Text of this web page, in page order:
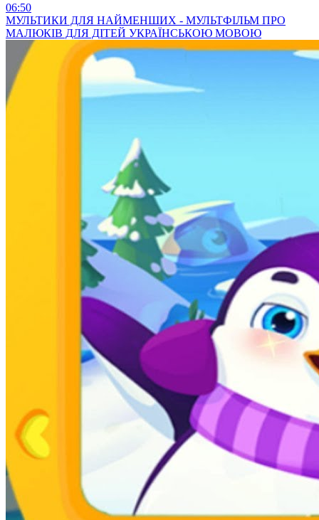
06:50
МУЛЬТИКИ ДЛЯ НАЙМЕНШИХ - МУЛЬТФІЛЬМ ПРО
МАЛЮКІВ ДЛЯ ДІТЕЙ УКРАЇНСЬКОЮ МОВОЮ